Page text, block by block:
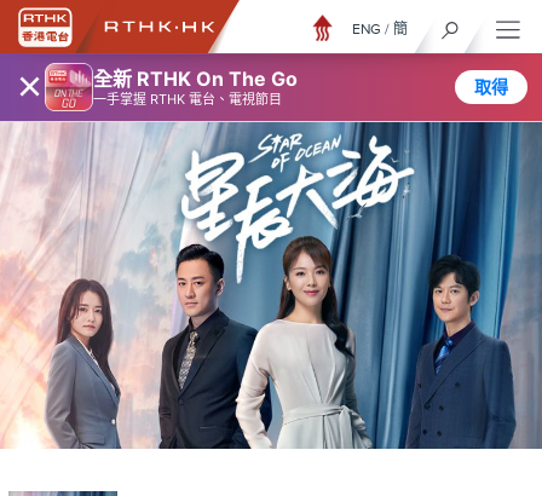
× 全新 RTHK On The Go
一手掌握 RTHK 電台、電視節目
取得
ENG / 簡